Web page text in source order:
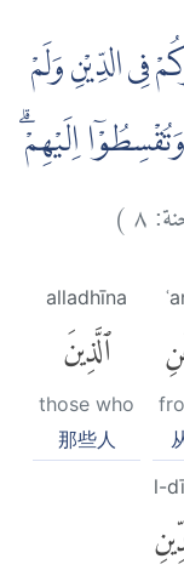
فِى الدِّيْنِ وَلَمْ
اِلَيْهِمْۗ
٨)
alladhīna
ٱلَّذِينَ
those who
那些人
l-